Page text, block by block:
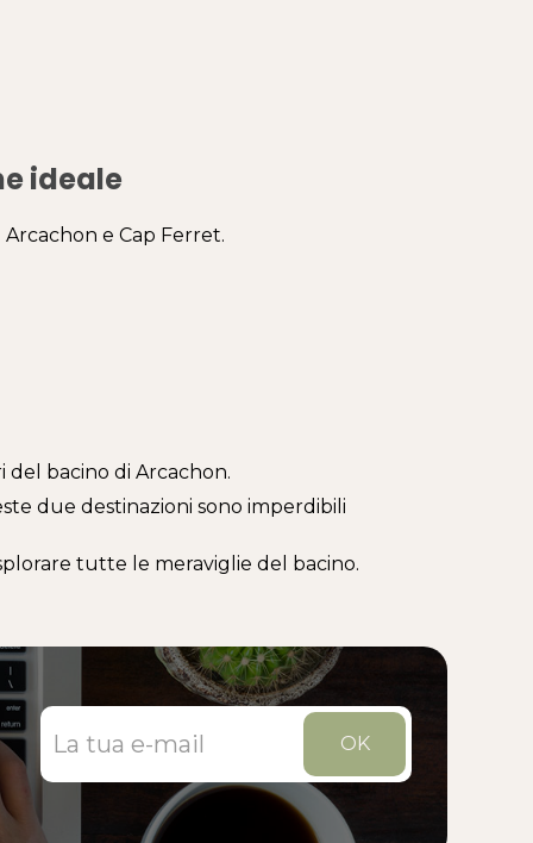
ideale
e Cap Ferret.
bacino di Arcachon.
due destinazioni sono imperdibili
tutte le meraviglie del bacino.
OK